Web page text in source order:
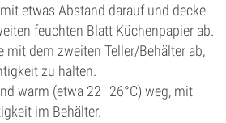
etwas Abstand darauf und decke
feuchten Blatt Küchenpapier ab.
mit dem zweiten Teller/Behälter ab,
zu halten.
warm (etwa 22–26°C) weg, mit
im Behälter.